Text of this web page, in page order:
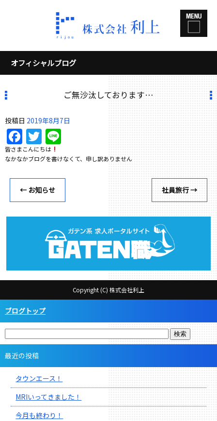
オフィシャルブログ
ご無沙汰しております…
投稿日 2019年8月7日
Facebook
Twitter
皆さまこんにちは
なかなかブログを書けなくて、申し訳ありません
← お知らせ 社員旅行→
Copyright (C) 株式会社利上
ブログトップ
最近の投稿
タウンエース！
MRIいってきました！
今月も終わり！